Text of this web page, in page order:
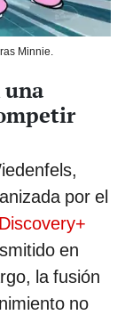
Minnie.
una
por el
en
la fusión
no